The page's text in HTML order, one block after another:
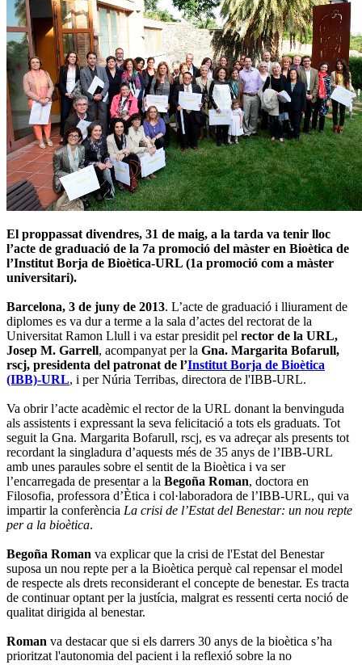
El proppassat divendres, 31 de maig, a la tarda va tenir lloc
l’acte de graduació de la 7a promoció del màster en Bioètica de
l’Institut Borja de Bioètica-URL (1a promoció com a màster
universitari).
Barcelona, 3 de juny de 2013. L’acte de graduació i lliurament de
diplomes es va dur a terme a la sala d’actes del rectorat de la
Universitat Ramon Llull i va estar presidit pel rector de la URL,
Josep M. Garrell, acompanyat per la Gna. Margarita Bofarull,
rscj, presidenta del patronat de l’Institut Borja de Bioètica
(IBB)-URL, i per Núria Terribas, directora de l'IBB-URL.
Va obrir l’acte acadèmic el rector de la URL donant la benvinguda
als assistents i expressant la seva felicitació a tots els graduats. Tot
seguit la Gna. Margarita Bofarull, rscj, es va adreçar als presents tot
recordant la singladura d’aquests més de 35 anys de l’IBB-URL
amb unes paraules sobre el sentit de la Bioètica i va ser
l’encarregada de presentar a la Begoña Roman, doctora en
Filosofia, professora d’Ètica i col·laboradora de l’IBB-URL, qui va
impartir la conferència La crisi de l’Estat del Benestar: un nou repte
per a la bioètica.
Begoña Roman va explicar que la crisi de l'Estat del Benestar
suposa un nou repte per a la Bioètica perquè cal repensar el model
de respecte als drets reconsiderant el concepte de benestar. Es tracta
de continuar optant per la justícia, malgrat es ressenti certa noció de
qualitat dirigida al benestar.
Roman va destacar que si els darrers 30 anys de la bioètica s’ha
prioritzat l'autonomia del pacient i la reflexió sobre la no